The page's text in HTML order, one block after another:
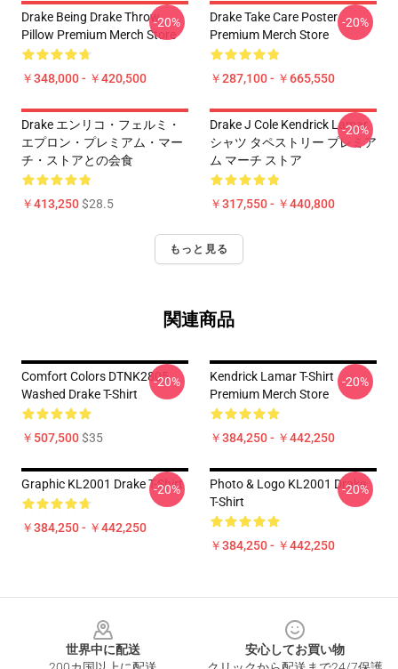
Drake Being Drake Throw
Pillow Premium Merch Store
￥348,000 - ￥420,500
-20%
Drake Take Care Poster
Premium Merch Store
￥287,100 - ￥665,550
-20%
Drake エンリコ・フェルミ・
エプロン・プレミアム・マー
チ・ストアとの会食
￥413,250$28.5
Drake J Cole Kendrick Lamar
シャツ タペストリー プレミア
ム マーチ ストア
￥317,550 - ￥440,800
-20%
もっと見る
関連商品
Comfort Colors DTNK2805
Washed Drake T-Shirt
￥507,500$35
-20%
Kendrick Lamar T-Shirt
Premium Merch Store
￥384,250 - ￥442,250
-20%
Graphic KL2001 Drake T-Shirt
￥384,250 - ￥442,250
-20%
Photo & Logo KL2001 Drake
T-Shirt
￥384,250 - ￥442,250
-20%
世界中に配送
安心してお買い物